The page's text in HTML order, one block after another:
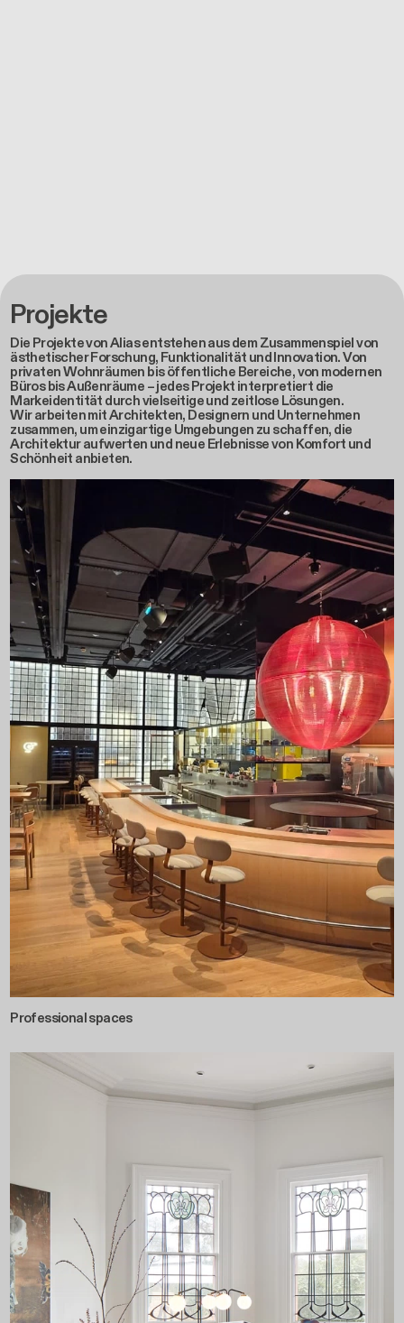
Projekte
Die Projekte von Alias entstehen aus dem Zusammenspiel von
ästhetischer Forschung, Funktionalität und Innovation. Von
privaten Wohnräumen bis öffentliche Bereiche, von modernen
Büros bis Außenräume – jedes Projekt interpretiert die
Markeidentität durch vielseitige und zeitlose Lösungen.
Wir arbeiten mit Architekten, Designern und Unternehmen
zusammen, um einzigartige Umgebungen zu schaffen, die
Architektur aufwerten und neue Erlebnisse von Komfort und
Schönheit anbieten.
Professional spaces